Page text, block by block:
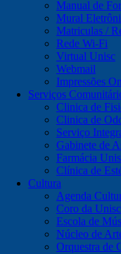
Manual de
Mural
Matriculas /
Rede Wi-Fi
Virtual Unisc
Webmail
Impressões
Serviços
Clinica de
Clinica de
Serviço
Gabinete de
Farmácia
Clínica de
Cultura
Agenda
Coro da Unisc
Escola de
Núcleo de
Orquestra de